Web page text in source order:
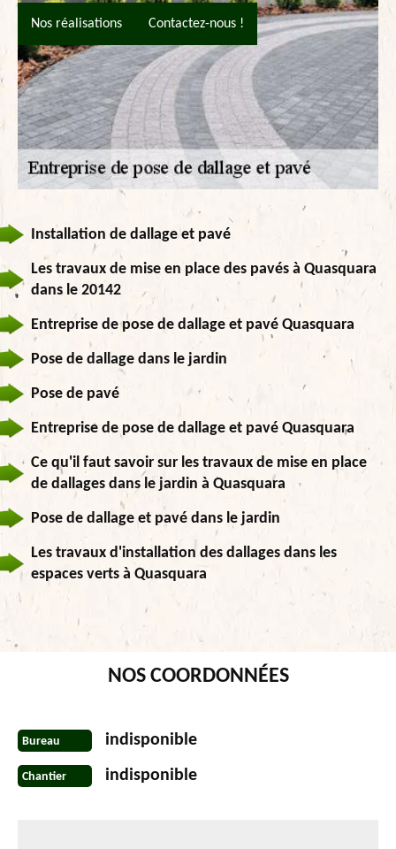
Nos réalisations Contactez-nous !
Installation de dallage et pavé
Les travaux de mise en place des pavés à Quasquara
dans le 20142
Entreprise de pose de dallage et pavé Quasquara
Pose de dallage dans le jardin
Pose de pavé
Entreprise de pose de dallage et pavé Quasquara
Ce qu'il faut savoir sur les travaux de mise en place
de dallages dans le jardin à Quasquara
Pose de dallage et pavé dans le jardin
Les travaux d'installation des dallages dans les
espaces verts à Quasquara
NOS COORDONNÉES
Bureau indisponible
Chantier indisponible